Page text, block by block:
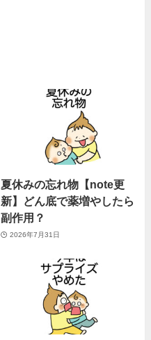
夏休みの忘れ物【note更
新】どん底で薬増やしたら
副作用？
2026年7月31日